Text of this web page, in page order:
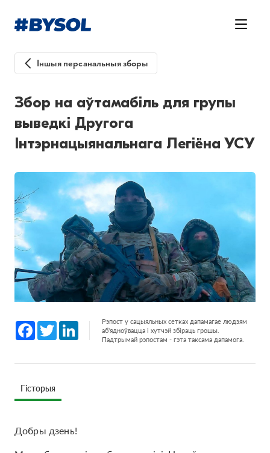
Іншыя персанальныя зборы
Збор на аўтамабіль для групы
выведкі Другога
Інтэрнацыянальнага Легіёна УСУ
Facebook
Twitter LinkedInРэпост у сацыяльных сетках дапамагае людзям
аб'ядноўвацца і хутчэй збіраць грошы.
Падтрымай рэпостам - гэта таксама дапамога.
Гісторыя
Добры дзень!